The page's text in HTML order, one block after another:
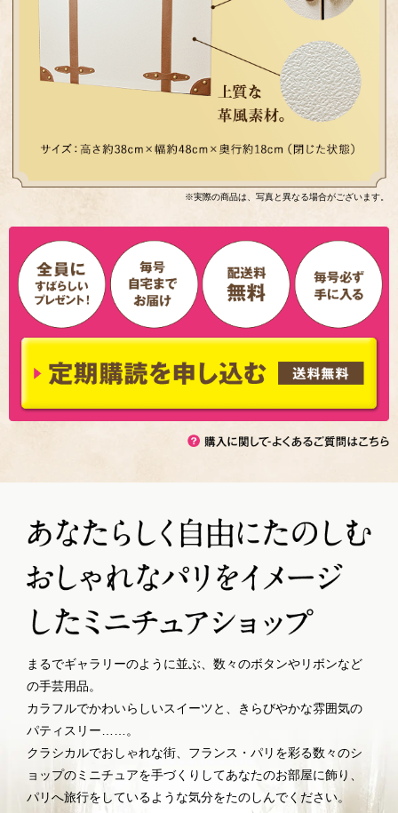
※実際の商品は、写真と異なる場合がございます。
まるでギャラリーのように並ぶ、数々のボタンやリボンなど
の手芸用品。
カラフルでかわいらしいスイーツと、きらびやかな雰囲気の
パティスリー……。
クラシカルでおしゃれな街、フランス・パリを彩る数々のシ
ョップのミニチュアを手づくりしてあなたのお部屋に飾り、
パリへ旅行をしているような気分をたのしんでください。